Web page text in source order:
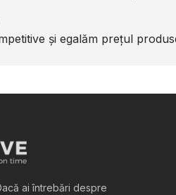
și egalăm prețul
ai întrebări despre